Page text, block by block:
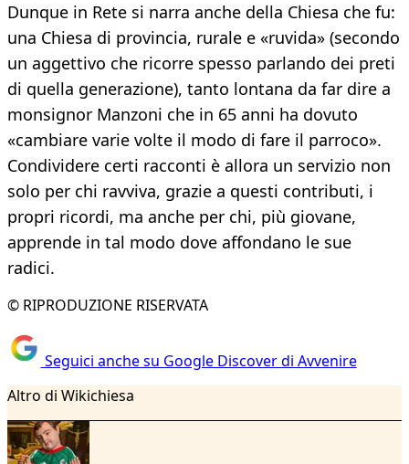
Dunque in Rete si narra anche della Chiesa che fu:
una Chiesa di provincia, rurale e «ruvida» (secondo
un aggettivo che ricorre spesso parlando dei preti
di quella generazione), tanto lontana da far dire a
monsignor Manzoni che in 65 anni ha dovuto
«cambiare varie volte il modo di fare il parroco».
Condividere certi racconti è allora un servizio non
solo per chi ravviva, grazie a questi contributi, i
propri ricordi, ma anche per chi, più giovane,
apprende in tal modo dove affondano le sue
radici.
© RIPRODUZIONE RISERVATA
Seguici anche su Google Discover di Avvenire
Altro di Wikichiesa